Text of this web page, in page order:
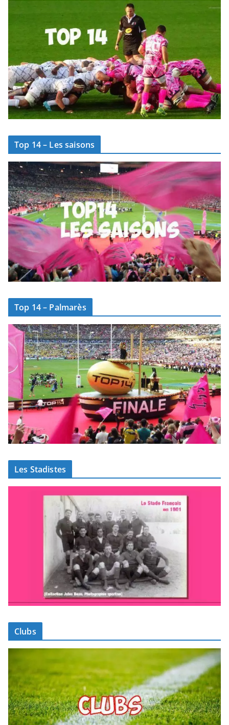
Top 14 – Les saisons
Top 14 – Palmarès
Les Stadistes
Clubs